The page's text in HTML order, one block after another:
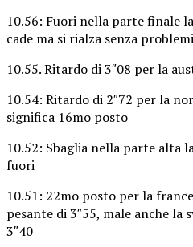
10.56: Fuori nella parte finale
cade ma si rialza senza problemi
10.55. Ritardo di 3″08 per la
10.54: Ritardo di 2″72 per la
significa 16mo posto
10.52: Sbaglia nella parte alta
fuori
10.51: 22mo posto per la
pesante di 3″55, male anche la
3″40